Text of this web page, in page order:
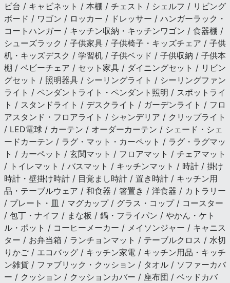
ビ台 / キャビネット / 本棚 / チェスト / シェルフ / リビング
ボード / ワゴン / ロッカー / ドレッサー / ハンガーラック・
コートハンガー / キッチン収納・キッチンワゴン / 食器棚 /
シューズラック / 子供家具 / 子供椅子・キッズチェア / 子供
机・キッズデスク / 学習机 / 子供ベッド / 子供収納 / 子供本
棚 / ベビーチェア / セット家具 / ダイニングセット / リビン
グセット / 照明器具 / シーリングライト / シーリングファン
ライト / ペンダントライト・ペンダント照明 / スポットライ
ト / スタンドライト / デスクライト / ガーデンライト / フロ
アスタンド・フロアライト / シャンデリア / クリップライト
/ LED電球 / カーテン / オーダーカーテン / シェード・シェ
ードカーテン / ラグ・マット・カーペット / ラグ・ラグマッ
ト / カーペット / 玄関マット / フロアマット / チェアマット
/ トイレマット / バスマット / キッチンマット / 時計 / 掛け
時計・壁掛け時計 / 目覚まし時計 / 置き時計 / キッチン用
品・テーブルウェア / 和食器 / 箸置き / 洋食器 / カトラリー
/ プレート・皿 / マグカップ / グラス・コップ / コースター
/ 包丁・ナイフ / まな板 / 鍋・フライパン / やかん・ケト
ル・ポット / コーヒーメーカー / メイソンジャー / キャニス
ター / お弁当箱 / ランチョンマット / テーブルクロス / 水切
りかご / エコバッグ / キッチン家電 / キッチン用品・キッチ
ン雑貨 / ファブリック・クッション / タオル / ソファーカバ
ー / クッション / クッションカバー / 座布団 / ベッドカバ